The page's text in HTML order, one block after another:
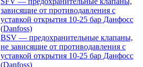
зависящие от противодавления с
уставкой открытия 10-25 бар Данфосс
(Danfoss)
BSV — предохранительные клапаны,
не зависящие от противодавления с
уставкой открытия 10-25 бар Данфосс
(Danfoss)